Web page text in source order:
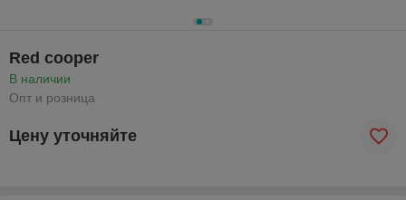
Red cooper
В наличии
Опт и розница
Цену уточняйте